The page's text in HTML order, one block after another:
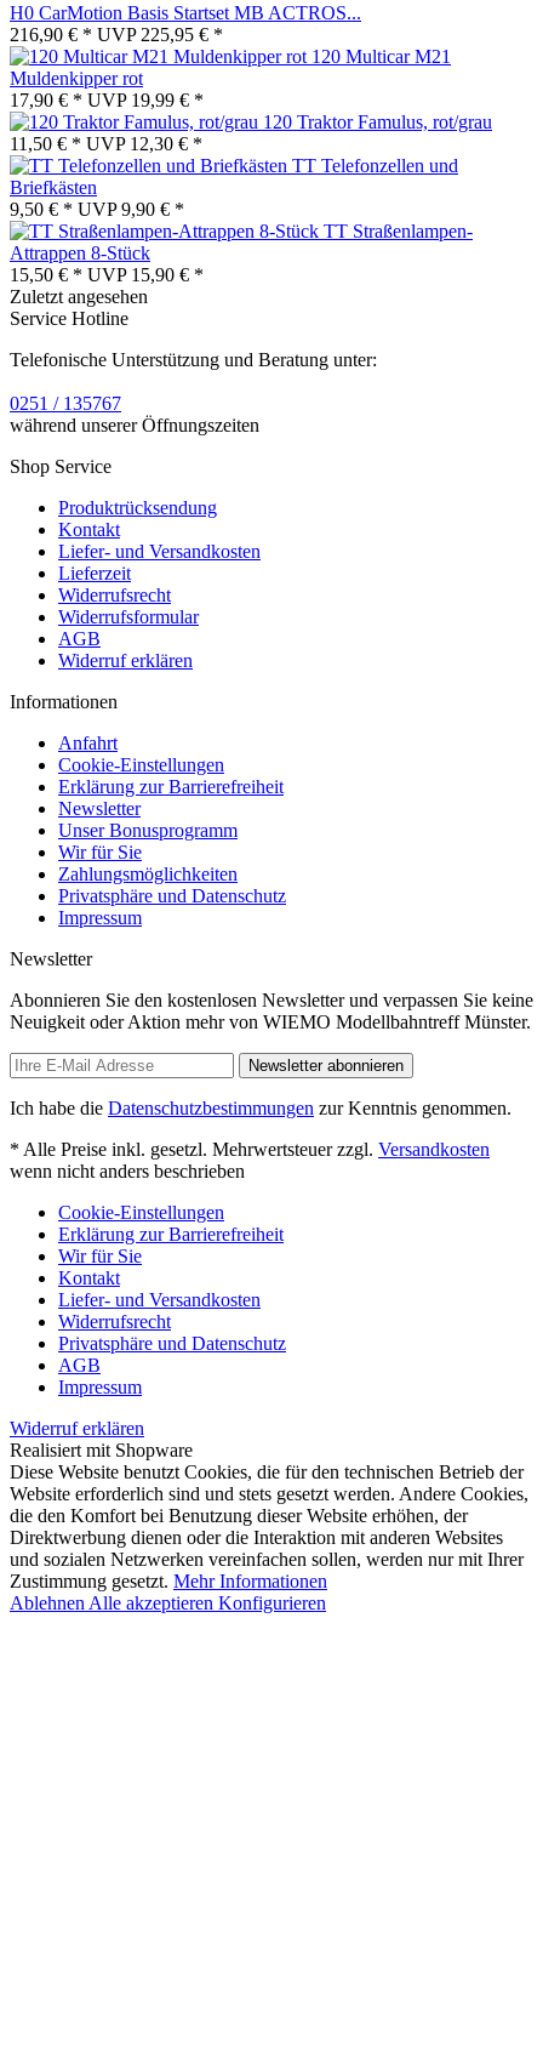
H0 CarMotion Basis Startset MB ACTROS...
216,90 € * UVP 225,95 € *
120 Multicar M21
Muldenkipper rot
17,90 € * UVP 19,99 € *
120 Traktor Famulus, rot/grau
11,50 € * UVP 12,30 € *
TT Telefonzellen und
Briefkästen
9,50 € * UVP9,90 € *
TT Straßenlampen-
Attrappen 8-Stück
15,50 € * UVP 15,90 € *
Zuletzt angesehen
Service Hotline
Telefonische Unterstützung und Beratung unter:
0251 / 135767
während unserer Öffnungszeiten
Shop Service
Produktrücksendung
Kontakt
Liefer- und Versandkosten
Lieferzeit
Widerrufsrecht
Widerrufsformular
AGB
Widerruf erklären
Informationen
Anfahrt
Cookie-Einstellungen
Erklärung zur Barrierefreiheit
Newsletter
Unser Bonusprogramm
Wir für Sie
Zahlungsmöglichkeiten
Privatsphäre und Datenschutz
Impressum
Newsletter
Abonnieren Sie den kostenlosen Newsletter und verpassen Sie keine
Neuigkeit oder Aktion mehr von WIEMO Modellbahntreff Münster.
Newsletter abonnieren
Ich habe die Datenschutzbestimmungen zur Kenntnis genommen.
* Alle Preise inkl. gesetzl. Mehrwertsteuer zzgl. Versandkosten
wenn nicht anders beschrieben
Cookie-Einstellungen
Erklärung zur Barrierefreiheit
Wir für Sie
Kontakt
Liefer- und Versandkosten
Widerrufsrecht
Privatsphäre und Datenschutz
AGB
Impressum
Widerruf erklären
Realisiert mit Shopware
Diese Website benutzt Cookies, die für den technischen Betrieb der
Website erforderlich sind und stets gesetzt werden. Andere Cookies,
die den Komfort bei Benutzung dieser Website erhöhen, der
Direktwerbung dienen oder die Interaktion mit anderen Websites
und sozialen Netzwerken vereinfachen sollen, werden nur mit Ihrer
Zustimmung gesetzt. Mehr Informationen
Ablehnen Alle akzeptieren Konfigurieren